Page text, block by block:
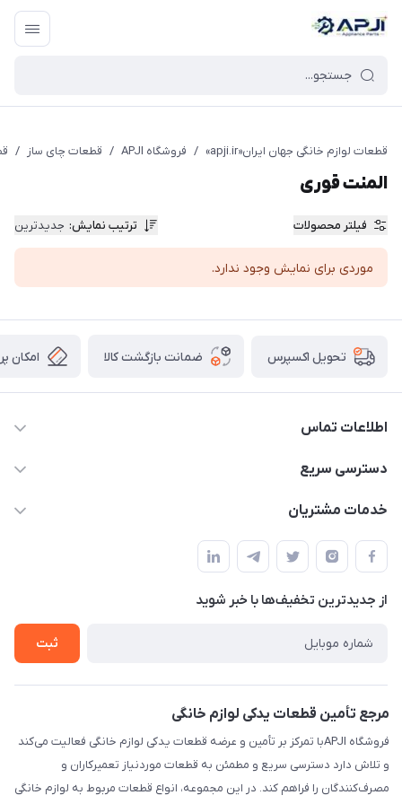
قطعات یدکی و جانبی لوازم خانگی جهان ایران
قطعات لوازم خانگی جهان ایران«apji.ir» / فروشگاه APJI / قطعات چای ساز /
المنت قوری
فیلتر محصولات ترتیب نمایش: جدیدترین
موردی برای نمایش وجود ندارد.
تحویل اکسپرس ضمانت بازگشت کالا امکان
اطلاعات تماس
09106753413
دسترسی سریع
حساب کاربری
لیست محصولات
درباره ما
خدمات مشتریان
قوانین و مقررات
حریم خصوصی
راهنما
از جدید‌ترین تخفیف‌ها با‌ خبر شوید
ثبت
مرجع تأمین قطعات یدکی لوازم خانگی
فروشگاه APJIبا تمرکز بر تأمین و عرضه قطعات یدکی لوازم خانگی فعالیت می‌کند
و تلاش دارد دسترسی سریع و مطمئن به قطعات موردنیاز تعمیرکاران و
مصرف‌کنندگان را فراهم کند. در این مجموعه، انواع قطعات مربوط به لوازم خانگی